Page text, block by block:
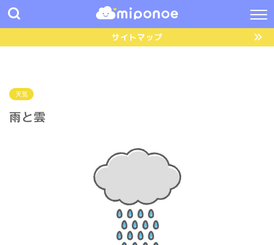
サイトマップ
天気
雨と雲